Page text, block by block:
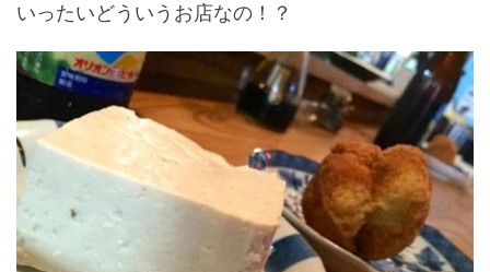
いったいどういうお店なの！？